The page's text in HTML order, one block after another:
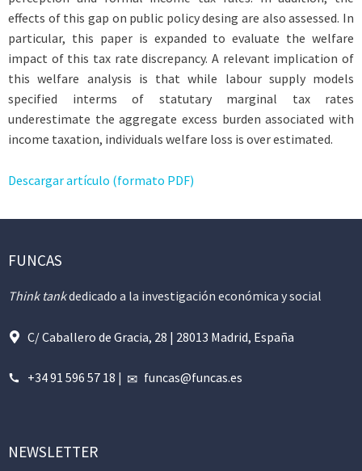
effects of this gap on public policy desing are also assessed. In
particular, this paper is expanded to evaluate the welfare
impact of this tax rate discrepancy. A relevant implication of
this welfare analysis is that while labour supply models
specified interms of statutary marginal tax rates
underestimate the aggregate excess burden associated with
income taxation, individuals welfare loss is over estimated.
Descargar artículo (formato PDF)
FUNCAS
Think tankdedicado a la investigación económica y social
C/ Caballero de Gracia, 28 | 28013 Madrid, España
+34 91 596 57 18 | funcas@funcas.es
NEWSLETTER